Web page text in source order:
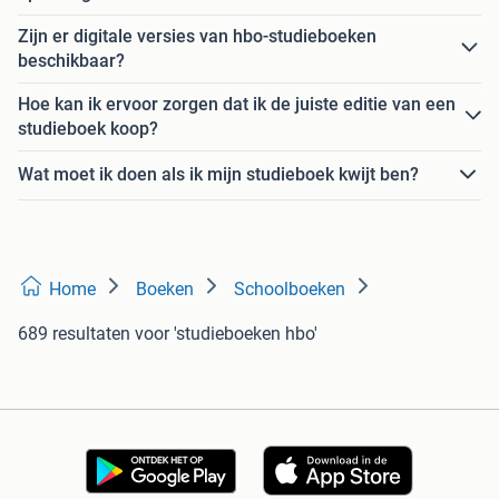
Zijn er digitale versies van hbo-studieboeken
beschikbaar?
Hoe kan ik ervoor zorgen dat ik de juiste editie van een
studieboek koop?
Wat moet ik doen als ik mijn studieboek kwijt ben?
Home Boeken Schoolboeken
689 resultaten voor 'studieboeken hbo'